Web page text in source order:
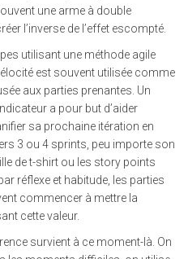
une arme à double
l’inverse de l’effet escompté.
utilisant une méthode agile
vélocité est souvent utilisée comme
aux parties prenantes. Un
a pour but d’aider
sa prochaine itération en
3 ou 4 sprints, peu importe son
de t-shirt ou les story points
réflexe et habitude, les parties
commencer à mettre la
cette valeur.
survient à ce moment-là. On